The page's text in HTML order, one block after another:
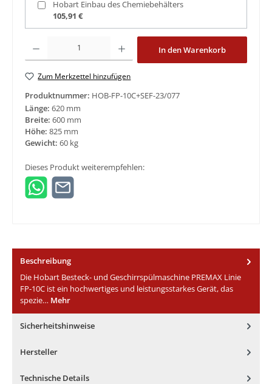
Hobart Einbau des Chemiebehälters
105,91 €
Produkt Anzahl: Gib den gewünschten Wert ein oder benutze die
In den Warenkorb
Zum Merkzettel hinzufügen
Produktnummer: HOB-FP-10C+SEF-23/077
Länge: 620 mm
Breite: 600 mm
Höhe: 825 mm
Gewicht: 60 kg
Dieses Produkt weiterempfehlen:
Beschreibung
Die Hobart Besteck- und Geschirrspülmaschine PREMAX Linie
FP-10C ist ein hochwertiges und leistungsstarkes Gerät, das
spezie… Mehr
Sicherheitshinweise
Hersteller
Technische Details